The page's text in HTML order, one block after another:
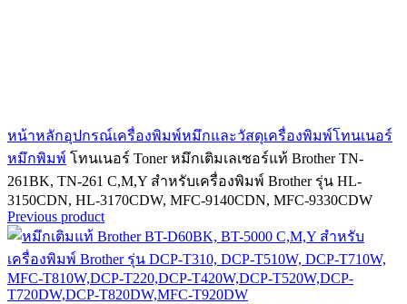
หน้าหลักอุปกรณ์เครื่องพิมพ์หมึกและวัสดุเครื่องพิมพ์โทนเนอร์
หมึกพิมพ์ โทนเนอร์ Toner หมึกเติมเลเซอร์แท้ Brother TN-
261BK, TN-261 C,M,Y สำหรับเครื่องพิมพ์ Brother รุ่น HL-
3150CDN, HL-3170CDW, MFC-9140CDN, MFC-9330CDW
Previous product